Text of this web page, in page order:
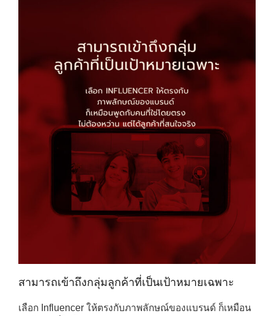
สามารถเข้าถึงกลุ่มลูกค้าที่เป็นเป้าหมายเฉพาะ
เลือก Influencer ให้ตรงกับภาพลักษณ์ของแบรนด์ ก็เหมือน